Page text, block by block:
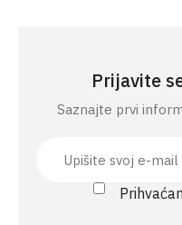
Prijavite
Saznajte prvi